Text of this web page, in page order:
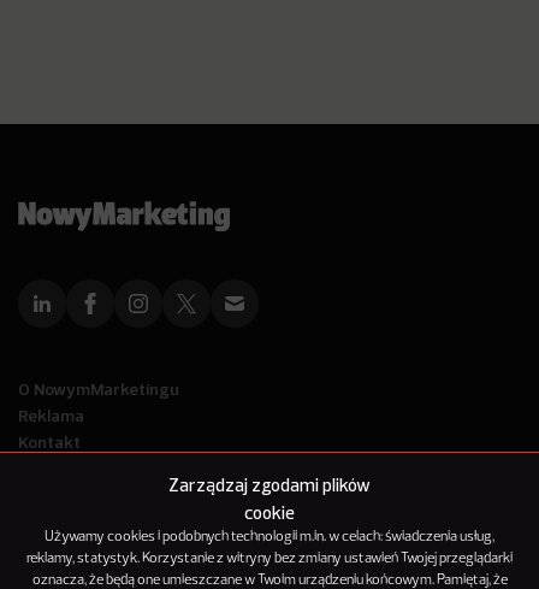
Zarządzaj zgodami plików
cookie
Używamy cookies i podobnych technologii m.in. w celach: świadczenia usług,
reklamy, statystyk. Korzystanie z witryny bez zmiany ustawień Twojej przeglądarki
oznacza, że będą one umieszczane w Twoim urządzeniu końcowym. Pamiętaj, że
O NowymMarketingu
Reklama
Kontakt